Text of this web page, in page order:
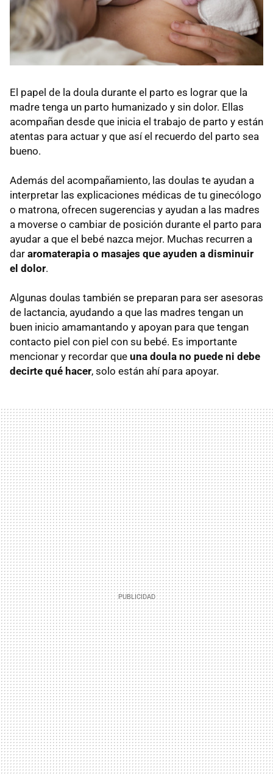
El papel de la doula durante el parto es lograr que la
madre tenga un parto humanizado y sin dolor. Ellas
acompañan desde que inicia el trabajo de parto y están
atentas para actuar y que así el recuerdo del parto sea
bueno.
Además del acompañamiento, las doulas te ayudan a
interpretar las explicaciones médicas de tu ginecólogo
o matrona, ofrecen sugerencias y ayudan a las madres
a moverse o cambiar de posición durante el parto para
ayudar a que el bebé nazca mejor. Muchas recurren a
dar aromaterapia o masajes que ayuden a disminuir
el dolor.
Algunas doulas también se preparan para ser asesoras
de lactancia, ayudando a que las madres tengan un
buen inicio amamantando y apoyan para que tengan
contacto piel con piel con su bebé. Es importante
mencionar y recordar que una doula no puede ni debe
decirte qué hacer, solo están ahí para apoyar.